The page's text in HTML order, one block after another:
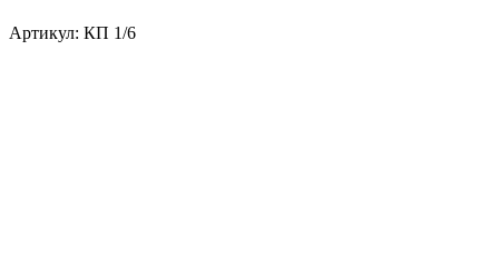
Артикул: КП 1/6